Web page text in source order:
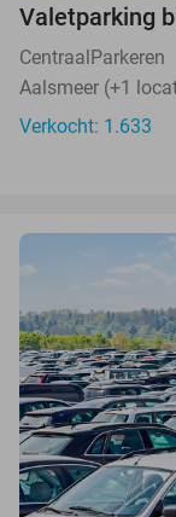
Valetparking
CentraalParkeren
Aalsmeer (+1
Verkocht: 1.633